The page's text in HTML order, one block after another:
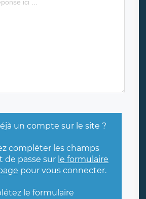
un compte sur le site ?
compléter les champs
de passe sur le formulaire
pour vous connecter.
le formulaire